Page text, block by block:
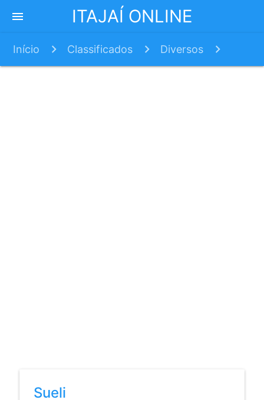
ITAJAÍ ONLINE
menu
Início Classificados Diversos
Sueli